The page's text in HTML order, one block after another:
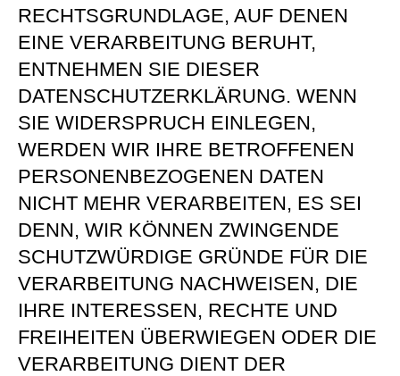
RECHTSGRUNDLAGE, AUF DENEN
EINE VERARBEITUNG BERUHT,
ENTNEHMEN SIE DIESER
DATENSCHUTZERKLÄRUNG. WENN
SIE WIDERSPRUCH EINLEGEN,
WERDEN WIR IHRE BETROFFENEN
PERSONENBEZOGENEN DATEN
NICHT MEHR VERARBEITEN, ES SEI
DENN, WIR KÖNNEN ZWINGENDE
SCHUTZWÜRDIGE GRÜNDE FÜR DIE
VERARBEITUNG NACHWEISEN, DIE
IHRE INTERESSEN, RECHTE UND
FREIHEITEN ÜBERWIEGEN ODER DIE
VERARBEITUNG DIENT DER